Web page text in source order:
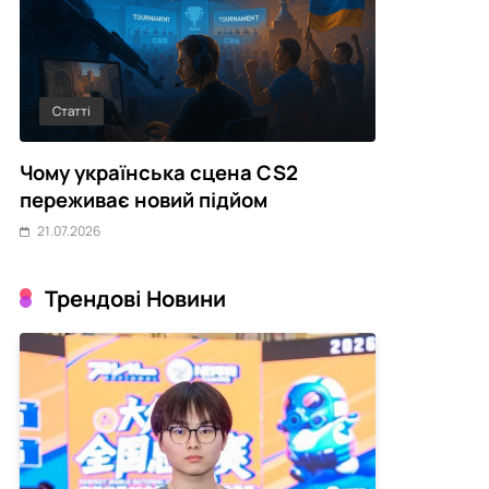
Статті
Чому українська сцена CS2
переживає новий підйом
21.07.2026
Трендові Новини